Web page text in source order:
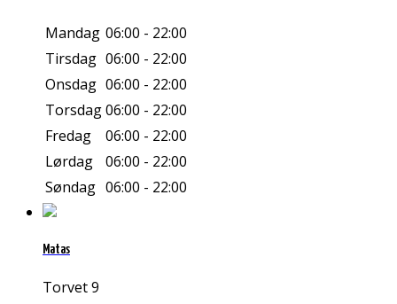
Mandag 06:00 - 22:00
Tirsdag 06:00 - 22:00
Onsdag 06:00 - 22:00
Torsdag06:00 - 22:00
Fredag
06:00 - 22:00
Lørdag
06:00 - 22:00
Søndag 06:00 - 22:00
Matas
Torvet 9